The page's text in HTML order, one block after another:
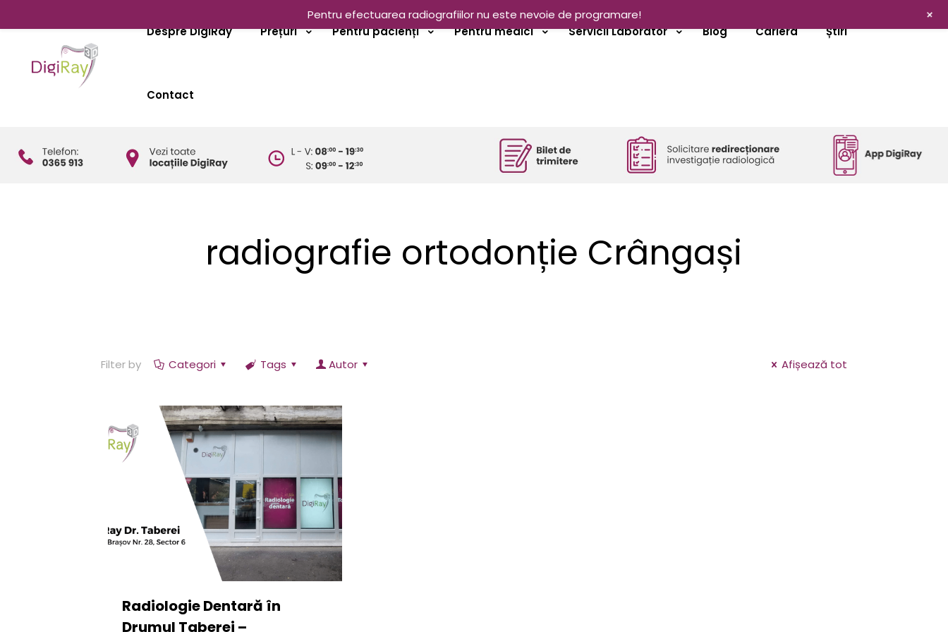
Despre DigiRay Prețuri Pentru pacienți Pentru medici Servicii Laborator Blog Cariera Știri
Contact
radiografie ortodonție Crângași
Filter by Categori Tags Autor Afișează tot
Radiologie Dentară în
Drumul Taberei –
Pentru efectuarea radiografiilor nu este nevoie de programare! +